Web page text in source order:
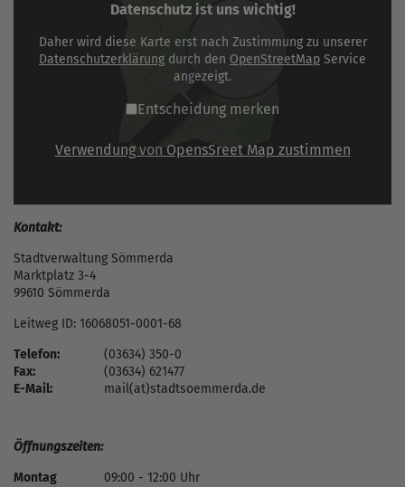
Datenschutz ist uns wichtig!
Daher wird diese Karte erst nach Zustimmung zu unserer
Datenschutzerklärung durch den OpenStreetMap Service
angezeigt.
Entscheidung merken
Verwendung von OpensSreet Map zustimmen
Kontakt:
Stadtverwaltung Sömmerda
Marktplatz 3-4
99610 Sömmerda
Leitweg ID: 16068051-0001-68
Telefon:
(03634) 350-0
Fax:
(03634) 621477
E-Mail:
mail(at)stadtsoemmerda.de
Öffnungszeiten:
Montag
09:00 - 12:00 Uhr